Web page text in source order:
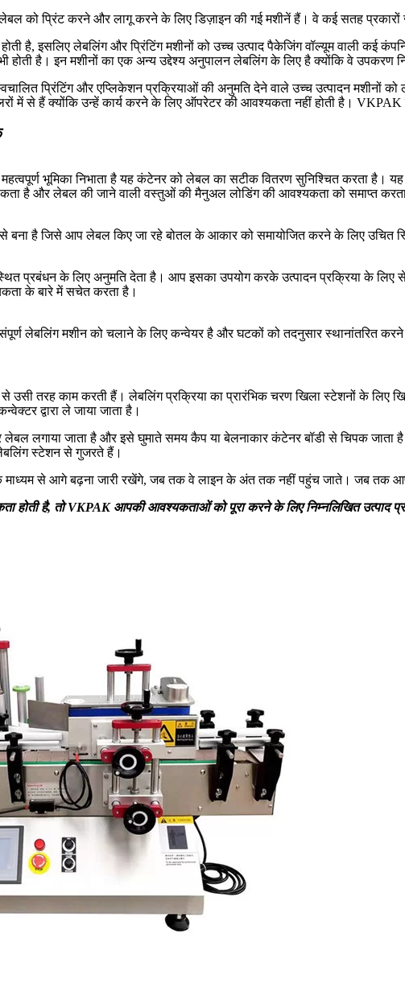
लेबल को प्रिंट करने और लागू करने के लिए डिज़ाइन की गई मशीनें हैं। वे कई सतह
है, इसलिए लेबलिंग और प्रिंटिंग मशीनों को उच्च उत्पाद पैकेजिंग वॉल्यूम वाली कई
होती है। इन मशीनों का एक अन्य उद्देश्य अनुपालन लेबलिंग के लिए है क्योंकि वे उपकरण
प्रिंटिंग और एप्लिकेशन प्रक्रियाओं की अनुमति देने वाले उच्च उत्पादन
में से हैं क्योंकि उन्हें कार्य करने के लिए ऑपरेटर की आवश्यकता नहीं होती है। VKPAK
महत्वपूर्ण भूमिका निभाता है यह कंटेनर को लेबल का सटीक वितरण सुनिश्चित करता
है और लेबल की जाने वाली वस्तुओं की मैनुअल लोडिंग की आवश्यकता को समाप्त
है जिसे आप लेबल किए जा रहे बोतल के आकार को समायोजित करने के लिए उचित
प्रबंधन के लिए अनुमति देता है। आप इसका उपयोग करके उत्पादन प्रक्रिया के
के बारे में सचेत करता है।
लेबलिंग मशीन को चलाने के लिए कन्वेयर है और घटकों को तदनुसार स्थानांतरित
उसी तरह काम करती हैं। लेबलिंग प्रक्रिया का प्रारंभिक चरण खिला स्टेशनों के लिए
द्वारा ले जाया जाता है।
लेबल लगाया जाता है और इसे घुमाते समय कैप या बेलनाकार कंटेनर बॉडी से चिपक
स्टेशन से गुजरते हैं।
से आगे बढ़ना जारी रखेंगे, जब तक वे लाइन के अंत तक नहीं पहुंच जाते। जब तक आप
होती है, तो VKPAK आपकी आवश्यकताओं को पूरा करने के लिए निम्नलिखित उत्पाद